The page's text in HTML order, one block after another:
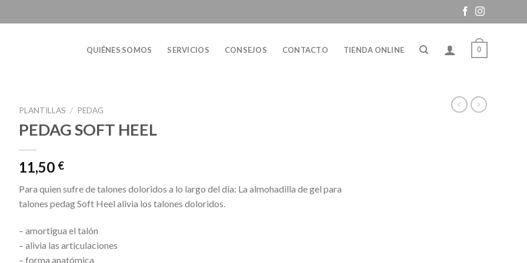
QUIÉNES SOMOS SERVICIOS CONSEJOS CONTACTO TIENDA ONLINE 0
PLANTILLAS / PEDAG
PEDAG SOFT HEEL
11,50 €
Para quien sufre de talones doloridos a lo largo del día: La almohadilla de gel para
talones pedag Soft Heel alivia los talones doloridos.
– amortigua el talón
– alivia las articulaciones
– forma anatómica